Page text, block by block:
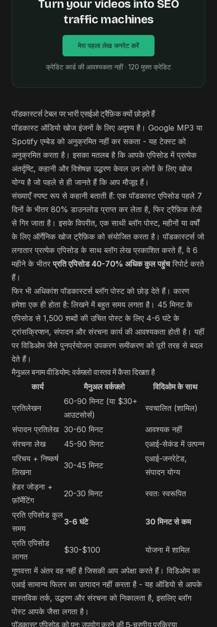
Turn your videos into SEO
traffic machines
मेरा पहला लेख जनरेट करें
क्रेडिट कार्ड की आवश्यकता नहीं · 120 मुफ़्त क्रेडिट
पॉडकास्टर्स टेबल पर भारी एसईओ ट्रैफ़िक क्यों छोड़ते हैं
पॉडकास्ट ऑडियो खोज इंजनों के लिए अदृश्य है। Google MP3 या
Spotify एम्बेड को अनुक्रमित नहीं कर सकता - यह टेक्स्ट को
अनुक्रमित करता है। इसका मतलब है कि आपके एपिसोड में प्रत्येक
अंतर्दृष्टि, कहानी और विशेषज्ञ उद्धरण केवल उन लोगों के लिए खोज
योग्य है जो पहले से ही जानते हैं कि आप मौजूद हैं।
संख्याएँ स्पष्ट रूप से कहानी बताती हैं: एक पॉडकास्ट एपिसोड पहले 7
दिनों के भीतर 80% डाउनलोड प्राप्त कर लेता है, फिर ट्रैफ़िक तेजी
से गिर जाता है। इसके विपरीत, एक साथी ब्लॉग पोस्ट, महीनों या वर्षों
के लिए ऑर्गेनिक खोज ट्रैफ़िक को संयोजित करता है। पॉडकास्टर्स जो
लगातार प्रत्येक एपिसोड के साथ ब्लॉग लेख प्रकाशित करते हैं, वे 6
महीने के भीतरप्रति एपिसोड 40-70% अधिक कुल पहुंचरिपोर्ट करते
हैं।
फिर भी अधिकांश पॉडकास्टर्स ब्लॉग पोस्ट को छोड़ देते हैं। कारण
हमेशा एक ही होता है: लिखने में बहुत समय लगता है। 45 मिनट के
एपिसोड से 1,500 शब्दों की उचित पोस्ट के लिए 4-6 घंटे के
ट्रांसक्रिप्शन, संपादन और संरचना कार्य की आवश्यकता होती है। यहीं
पर विडिओम जैसे पुनर्प्रयोजन उपकरण समीकरण को पूरी तरह से बदल
देते हैं।
मैनुअल बनाम वीडियोम: वर्कफ़्लो वास्तव में कैसा दिखता है
कार्य मैनुअल वर्कफ़्लो विदिओम के साथ
प्रतिलेखन
60-90 मिनट (या $30+
आउटसोर्स)
स्वचालित (शामिल)
संपादन प्रतिलेख 30-60 मिनट
आवश्यक नहीं
संरचना लेख
45-90 मिनट
एआई-सेकंड में उत्पन्न
परिचय + निष्कर्ष
लिखना
30-45 मिनट
एआई-जनरेटेड,
संपादन योग्य
हेडर जोड़ना +
फ़ॉर्मेटिंग
20-30 मिनट स्वतः स्वरूपित
प्रति एपिसोड कुल
समय
3-6 घंटे 30 मिनट से कम
प्रति एपिसोड
लागत
$30-$100 योजना में शामिल
गुणवत्ता में अंतर वह नहीं है जिसकी आप अपेक्षा करते हैं। विडिओम का
एआई सामान्य फिलर का उत्पादन नहीं करता है - यह ऑडियो से आपके
वास्तविक तर्क, उद्धरण और संरचना को निकालता है, इसलिए ब्लॉग
पोस्ट आपके जैसा लगता है।
पॉडकास्ट एपिसोड को पुन: उपयोग करने की 5-चरणीय प्रक्रिया